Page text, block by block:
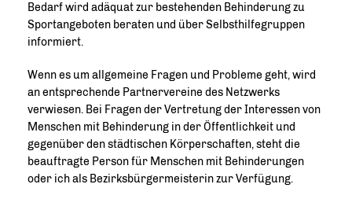
Bedarf wird adäquat zur bestehenden Behinderung zu
Sportangeboten beraten und über Selbsthilfegruppen
informiert.
Wenn es um allgemeine Fragen und Probleme geht, wird
an entsprechende Partnervereine des Netzwerks
verwiesen. Bei Fragen der Vertretung der Interessen von
Menschen mit Behinderung in der Öffentlichkeit und
gegenüber den städtischen Körperschaften, steht die
beauftragte Person für Menschen mit Behinderungen
oder ich als Bezirksbürgermeisterin zur Verfügung.